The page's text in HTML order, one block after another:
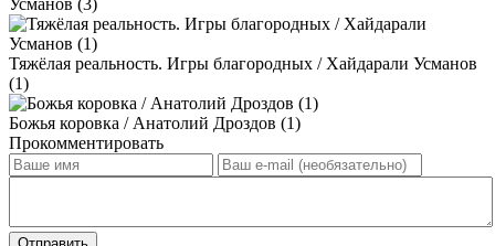
Тяжёлая реальность. Игры благородных / Хайдарали Усманов
(1)
Божья коровка / Анатолий Дроздов (1)
Прокомментировать